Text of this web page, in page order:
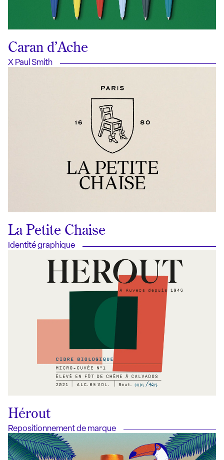
Caran d’Ache
X Paul Smith
La Petite Chaise
Identité graphique
Hérout
Repositionnement de marque